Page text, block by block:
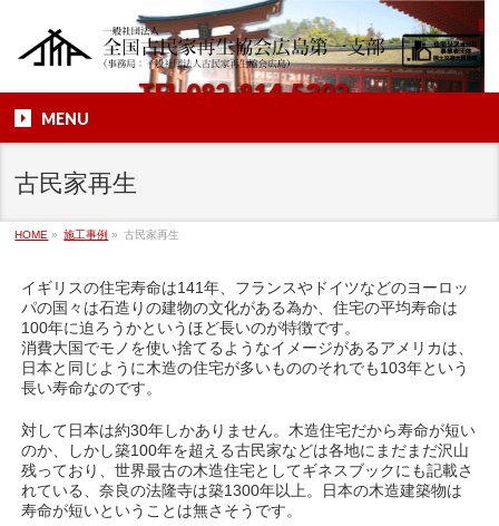
TEL082-814-5302
MENU
古民家再生
HOME » 施工事例 » 古民家再生
イギリスの住宅寿命は141年、フランスやドイツなどのヨーロッ
パの国々は石造りの建物の文化がある為か、住宅の平均寿命は
100年に迫ろうかというほど長いのが特徴です。
消費大国でモノを使い捨てるようなイメージがあるアメリカは、
日本と同じように木造の住宅が多いもののそれでも103年という
長い寿命なのです。
対して日本は約30年しかありません。木造住宅だから寿命が短い
のか、しかし築100年を超える古民家などは各地にまだまだ沢山
残っており、世界最古の木造住宅としてギネスブックにも記載さ
れている、奈良の法隆寺は築1300年以上。日本の木造建築物は
寿命が短いということは無さそうです。